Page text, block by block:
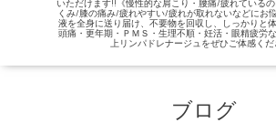
いただけます!!《慢性的な肩こり・腰痛/疲れている
くみ/膝の痛み/疲れやすい/疲れが取れないなどにお
液を全身に送り届け、不要物を回収し、しっかりと
頭痛・更年期・ＰＭＳ・生理不順・妊活・眼精疲労
上リンパドレナージュをぜひご体感くだ
ブログ